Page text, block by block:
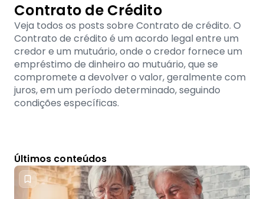
Contrato de Crédito
Veja todos os posts sobre Contrato de crédito. O
Contrato de crédito é um acordo legal entre um
credor e um mutuário, onde o credor fornece um
empréstimo de dinheiro ao mutuário, que se
compromete a devolver o valor, geralmente com
juros, em um período determinado, seguindo
condições específicas.
Últimos conteúdos